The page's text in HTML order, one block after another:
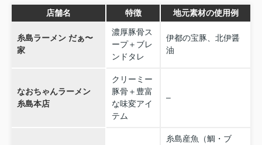
店舗名 特徴 地元素材の使用例
糸島ラーメン だぁ〜
家
濃厚豚骨ス
ープ＋ブレ
ンドタレ
伊都の宝豚、北伊醤
油
なおちゃんラーメン
糸島本店
クリーミー
豚骨＋豊富
な味変アイ
テム
–
糸島産魚（鯛・ブ